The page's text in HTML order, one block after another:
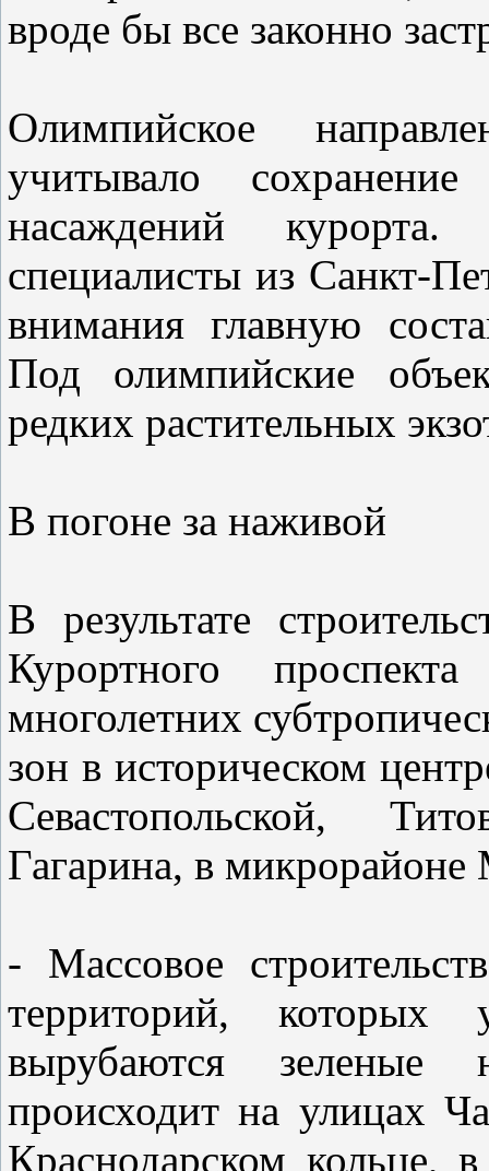
вроде бы все законно
Олимпийское
учитывало
насаждений
специалисты из Санкт-
внимания главную
Под олимпийские
редких растительных
В погоне за наживой
В результате
Курортного
многолетних
зон в историческом
Севастопольской,
Гагарина, в
- Массовое
территорий,
вырубаются зеленые
происходит на улицах
Краснодарском кольце,